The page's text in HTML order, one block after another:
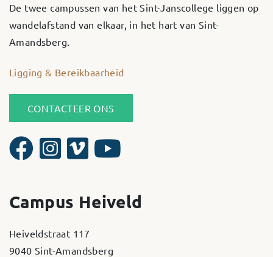
De twee campussen van het Sint-Janscollege liggen op
wandelafstand van elkaar, in het hart van Sint-
Amandsberg.
Ligging & Bereikbaarheid
CONTACTEER ONS
Campus Heiveld
Heiveldstraat 117
9040 Sint-Amandsberg